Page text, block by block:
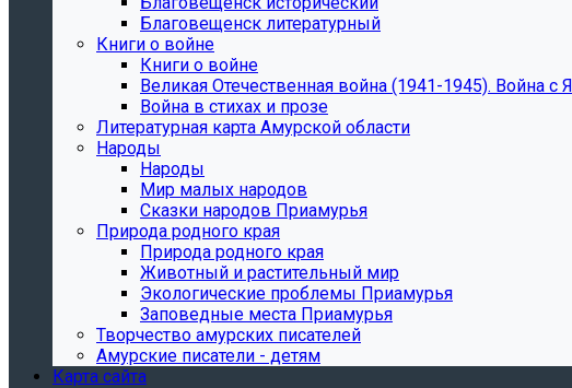
Благовещенск литературный
Книги о войне
Книги о войне
Великая Отечественная война (1941-1945). Война с
Война в стихах и прозе
Литературная карта Амурской области
Народы
Народы
Мир малых народов
Сказки народов Приамурья
Природа родного края
Природа родного края
Животный и растительный мир
Экологические проблемы Приамурья
Заповедные места Приамурья
Творчество амурских писателей
Амурские писатели - детям
Карта сайта